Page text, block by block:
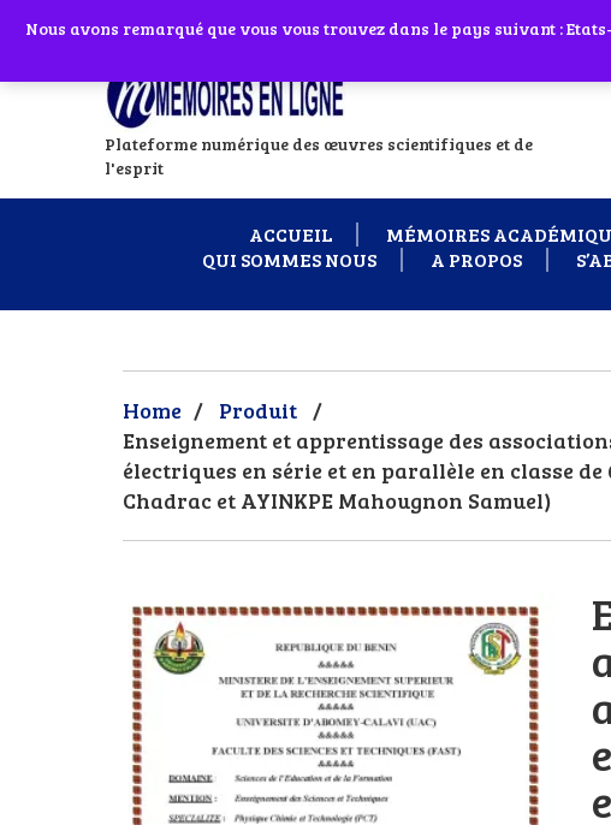
Abonnes toi à notre chaîne WhatsApp en
Plateforme numérique des œuvres scientifiques et de
l'esprit
ACCUEIL MÉMOIRES
QUI SOMMES NOUS
A PROPOS
Home / Produit /
Enseignement et apprentissage des
électriques en série et en parallèle en classe de
Chadrac et AYINKPE Mahougnon Samuel)
Si vous avez besoin
Nous avons remarqué que vous vous trouvez dans le pays suivant :